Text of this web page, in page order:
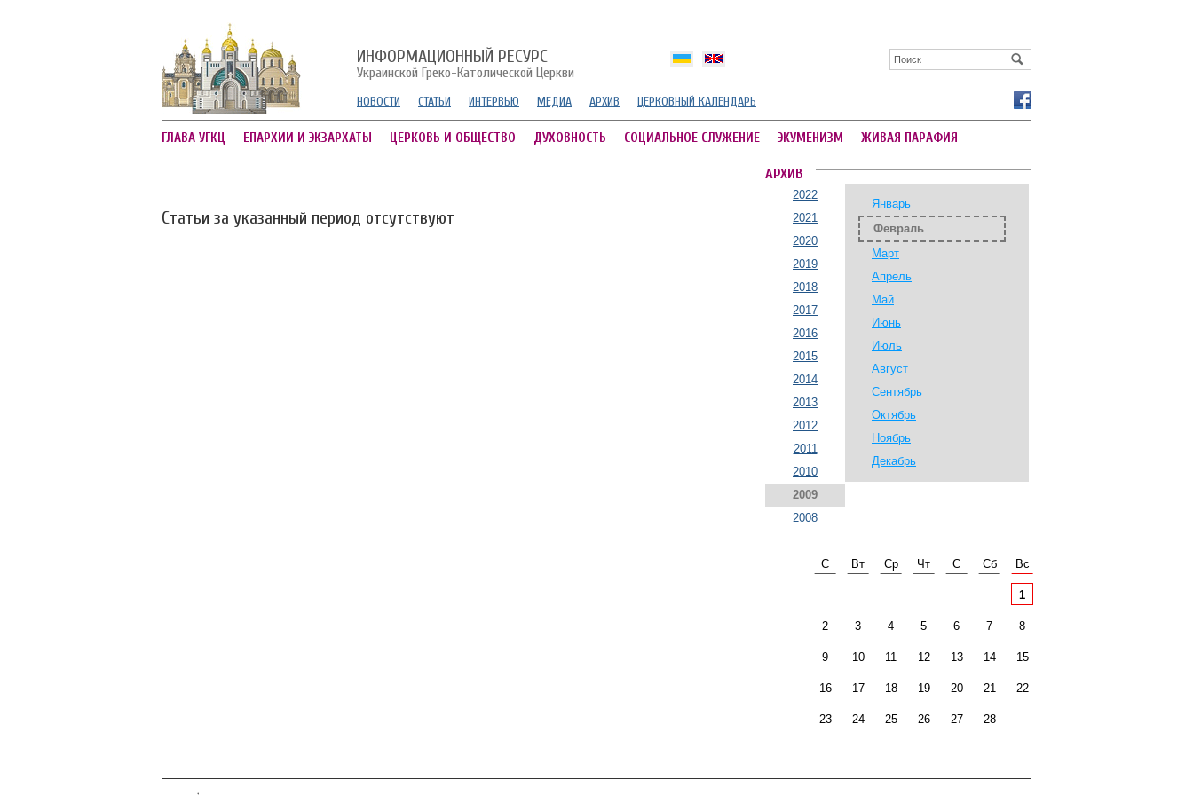
ИНФОРМАЦИОННЫЙ РЕСУРС
Украинской Греко-Католической Церкви
НОВОСТИ СТАТЬИ ИНТЕРВЬЮ МЕДИА АРХИВ ЦЕРКОВНЫЙ КАЛЕНДАРЬ
ГЛАВА УГКЦ ЕПАРХИИ И ЭКЗАРХАТЫ ЦЕРКОВЬ И ОБЩЕСТВО ДУХОВНОСТЬ СОЦИАЛЬНОЕ СЛУЖЕНИЕ ЭКУМЕНИЗМ ЖИВАЯ ПАРАФИЯ
Статьи за указанный период отсутствуют
АРХИВ
2022
2021
2020
2019
2018
2017
2016
2015
2014
2013
2012
2011
2010
2009
2008
Январь
Февраль
Март
Апрель
Май
Июнь
Июль
Август
Сентябрь
Октябрь
Ноябрь
Декабрь
С Вт Ср Чт С Сб Вс
1
2 3 4 5 6 7 8
9 10 11 12 13 14 15
16 17 18 19 20 21 22
23 24 25 26 27 28